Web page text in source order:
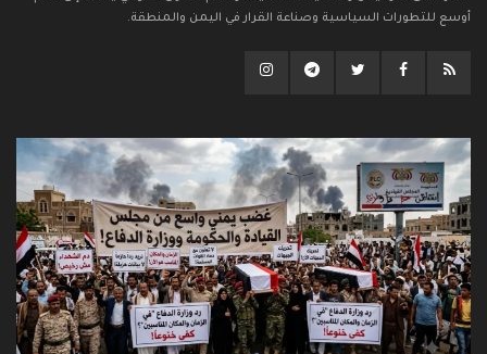
أوسع للتطورات السياسية وصناعة القرار في اليمن والمنطقة.